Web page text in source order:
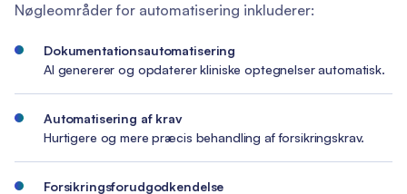
Nøgleområder for automatisering inkluderer:
Dokumentationsautomatisering
AI genererer og opdaterer kliniske optegnelser automatisk.
Automatisering af krav
Hurtigere og mere præcis behandling af forsikringskrav.
Forsikringsforudgodkendelse